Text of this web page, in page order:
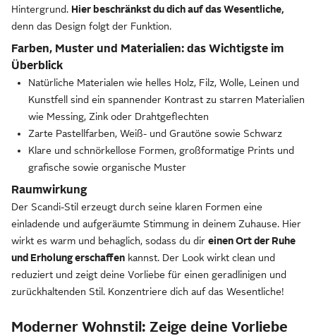
Hintergrund. Hier beschränkst du dich auf das Wesentliche,
denn das Design folgt der Funktion.
Farben, Muster und Materialien: das Wichtigste im
Überblick
Natürliche Materialen wie helles Holz, Filz, Wolle, Leinen und
Kunstfell sind ein spannender Kontrast zu starren Materialien
wie Messing, Zink oder Drahtgeflechten
Zarte Pastellfarben, Weiß- und Grautöne sowie Schwarz
Klare und schnörkellose Formen, großformatige Prints und
grafische sowie organische Muster
Raumwirkung
Der Scandi-Stil erzeugt durch seine klaren Formen eine
einladende und aufgeräumte Stimmung in deinem Zuhause. Hier
wirkt es warm und behaglich, sodass du dir einen Ort der Ruhe
und Erholung erschaffen kannst. Der Look wirkt clean und
reduziert und zeigt deine Vorliebe für einen geradlinigen und
zurückhaltenden Stil. Konzentriere dich auf das Wesentliche!
Moderner Wohnstil: Zeige deine Vorliebe